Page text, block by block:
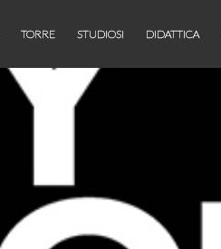
TORRE STUDIOSI DIDATTICA